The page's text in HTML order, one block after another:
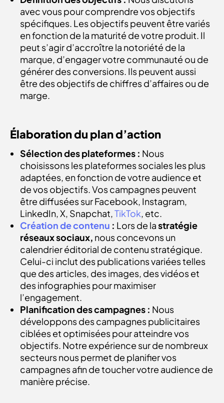
avec vous pour comprendre vos objectifs
spécifiques. Les objectifs peuvent être variés
en fonction de la maturité de votre produit. Il
peut s’agir d’accroître la notoriété de la
marque, d’engager votre communauté ou de
générer des conversions. Ils peuvent aussi
être des objectifs de chiffres d’affaires ou de
marge.
Élaboration du plan d’action
Sélection des plateformes : Nous
choisissons les plateformes sociales les plus
adaptées, en fonction de votre audience et
de vos objectifs. Vos campagnes peuvent
être diffusées sur Facebook, Instagram,
LinkedIn, X, Snapchat,TikTok, etc.
Création de contenu : Lors de lastratégie
réseaux sociaux, nous concevons un
calendrier éditorial de contenu stratégique.
Celui-ci inclut des publications variées telles
que des articles, des images, des vidéos et
des infographies pour maximiser
l’engagement.
Planification des campagnes : Nous
développons des campagnes publicitaires
ciblées et optimisées pour atteindre vos
objectifs. Notre expérience sur de nombreux
secteurs nous permet de planifier vos
campagnes afin de toucher votre audience de
manière précise.